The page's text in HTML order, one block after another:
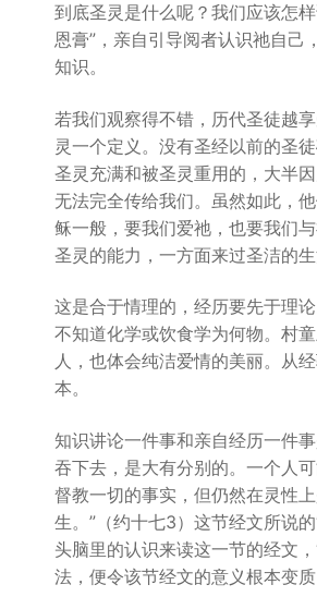
到底圣灵是什么呢？我们应该怎
恩膏”，亲自引导阅者认识祂自己
知识。
若我们观察得不错，历代圣徒越
灵一个定义。没有圣经以前的圣
圣灵充满和被圣灵重用的，大半
无法完全传给我们。虽然如此，
稣一般，要我们爱祂，也要我们
圣灵的能力，一方面来过圣洁的
这是合于情理的，经历要先于理
不知道化学或饮食学为何物。村
人，也体会纯洁爱情的美丽。从
本。
知识讲论一件事和亲自经历一件
吞下去，是大有分别的。一个人
督教一切的事实，但仍然在灵性
生。”（约十七3）这节经文所说
头脑里的认识来读这一节的经文
法，便令该节经文的意义根本变